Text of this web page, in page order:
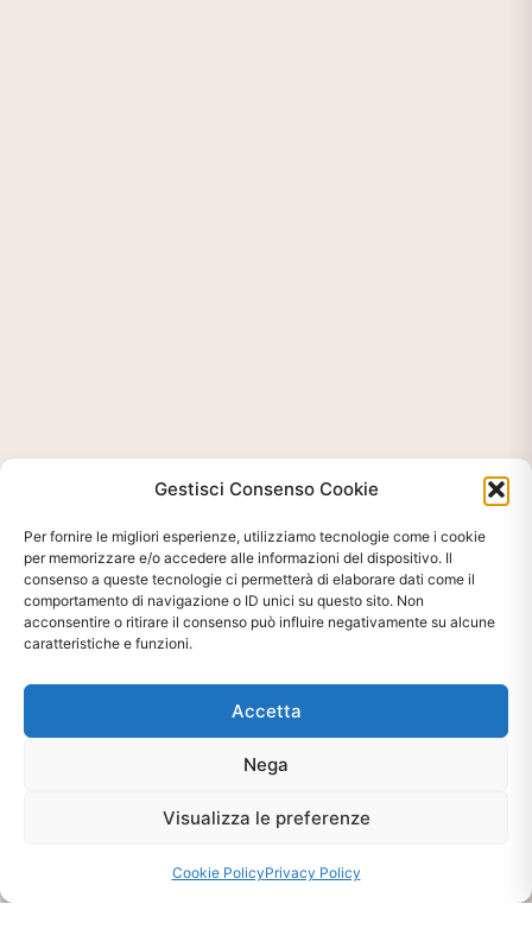
Gestisci Consenso Cookie
Per fornire le migliori esperienze, utilizziamo tecnologie come i cookie
per memorizzare e/o accedere alle informazioni del dispositivo. Il
consenso a queste tecnologie ci permetterà di elaborare dati come il
comportamento di navigazione o ID unici su questo sito. Non
acconsentire o ritirare il consenso può influire negativamente su alcune
caratteristiche e funzioni.
Accetta
Nega
Visualizza le preferenze
Cookie PolicyPrivacy Policy
Ti interessa?